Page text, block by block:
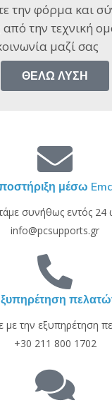
την φόρμα και
την τεχνική
μαζί σας​
ΘΈΛΩ ΛΎΣΗ
μέσω
συνήθως εντός
info@pcsupports.gr
με την εξυπηρέτηση
+30 211 800 1702